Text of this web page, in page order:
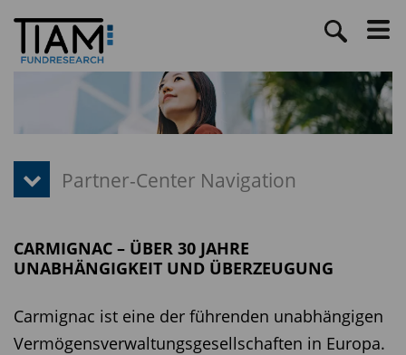
CARMIGNAC – ÜBER 30 JAHRE
UNABHÄNGIGKEIT UND ÜBERZEUGUNG
Carmignac ist eine der führenden unabhängigen
Vermögensverwaltungsgesellschaften in Europa.